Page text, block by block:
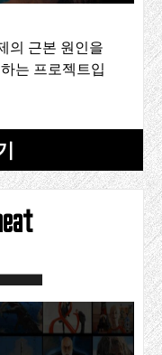
의 근본 원인을
는 프로젝트입